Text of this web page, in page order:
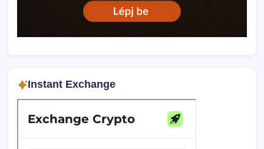
Instant Exchange